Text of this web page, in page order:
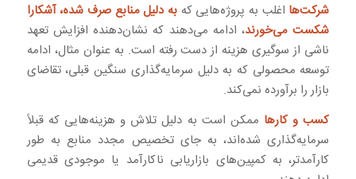
شرکت‌ها اغلب به پروژه‌هایی که به دلیل منابع صرف شده، آشکارا
شکست می‌خورند، ادامه می‌دهند که نشان‌دهنده افزایش تعهد
ناشی از سوگیری هزینه از دست رفته است. به عنوان مثال، ادامه
توسعه محصولی که به دلیل سرمایه‌گذاری سنگین قبلی، تقاضای
بازار را برآورده نمی‌کند.
کسب و کارها ممکن است به دلیل تلاش و هزینه‌هایی که قبلاً
سرمایه‌گذاری شده‌اند، به جای تخصیص مجدد منابع به طور
کارآمدتر، به کمپین‌های بازاریابی ناکارآمد یا موجودی قدیمی